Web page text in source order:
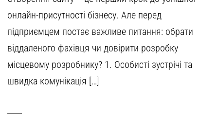
онлайн-присутності бізнесу. Але перед
підприємцем постає важливе питання: обрати
віддаленого фахівця чи довірити розробку
місцевому розробнику? 1. Особисті зустрічі та
швидка комунікація […]